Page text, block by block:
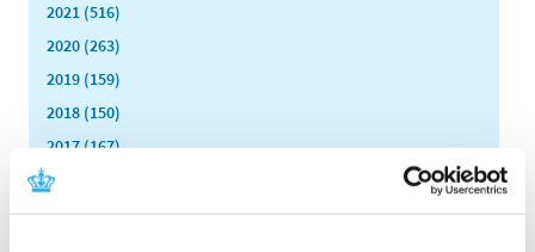
2021 (516)
2020 (263)
2019 (159)
2018 (150)
2017 (167)
2016 (167)
2015 (33)